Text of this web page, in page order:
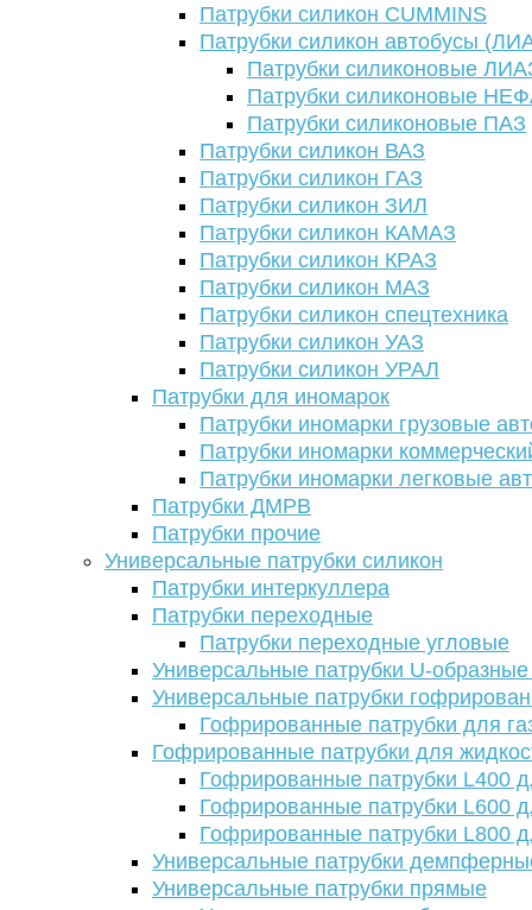
Патрубки силикон CUMMINS
Патрубки силикон автобусы
Патрубки силиконовые
Патрубки силиконовые
Патрубки силиконовые ПАЗ
Патрубки силикон ВАЗ
Патрубки силикон ГАЗ
Патрубки силикон ЗИЛ
Патрубки силикон КАМАЗ
Патрубки силикон КРАЗ
Патрубки силикон МАЗ
Патрубки силикон спецтехника
Патрубки силикон УАЗ
Патрубки силикон УРАЛ
Патрубки для иномарок
Патрубки иномарки грузовые
Патрубки иномарки
Патрубки иномарки легковые
Патрубки ДМРВ
Патрубки прочие
Универсальные патрубки силикон
Патрубки интеркуллера
Патрубки переходные
Патрубки переходные угловые
Универсальные патрубки U-
Универсальные патрубки
Гофрированные патрубки для
Гофрированные патрубки для
Гофрированные патрубки L400
Гофрированные патрубки L600
Гофрированные патрубки L800
Универсальные патрубки
Универсальные патрубки прямые